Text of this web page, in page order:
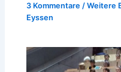
3 Kommentare /Weitere
Eyssen